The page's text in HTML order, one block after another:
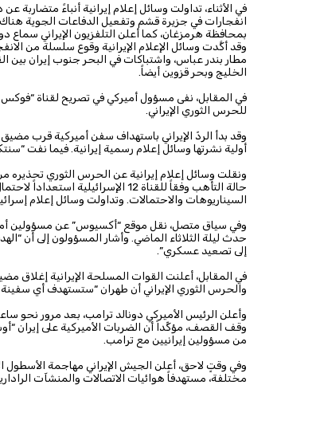
في الأثناء، تداولت وسائل إعلام إيرانية أنباءً
انفجارات في جزيرة قشم وتفعيل الدفاعات الجوية
بمحافظة هرمزغان، كما أعلن التلفزيون الإيراني سماع
وقد أكَّدت وسائل الإعلام الإيرانية وقوع سلسلة من
مطار بندر عباس، واشتباكات في البحر جنوب إيران بين
الخليج وبحر قزوين أيضاً.
في المقابل، نفى مسؤول أميركي في تصريح لقناة “فوكس
للحرس الثوري الإيراني.
وقد بدأ الردّ الإيراني باستهداف سفن أميركية قرب
أولية نشرتها وسائل إعلام رسمية إيرانية. فيما نفت
ونقلت وسائل إعلام إيرانية عن الحرس الثوري
حالة التأهب وفقاً للقناة 12
السيناريوهات والاحتمالات. وتداولت وسائل إعلام
وفي سياق متصل، نقل موقع “أكسيوس” عن مسؤولين
حدث ليلة الثلاثاء الماضي. وأشار المسؤولون إلى أن
إلى تصعيد عسكري”.
في المقابل، أعلنت القوات المسلحة الإيرانية إغلاق
والحرس الثوري الإيراني أن طهران “ستستهدف أي
وأعلن الرئيس الأميركي دونالد ترامب، بعد مرور نحو
وقف القصف، مؤكِّداً أن الضربات الأميركية على إيران
من مسؤولين إيرانيين مع ترامب.
وفي وقتٍ لاحق، أعلن الجيش الإيراني مهاجمة الأسطول
مختلفة، مستهدفاً هوائيات الاتصالات والمنشآت